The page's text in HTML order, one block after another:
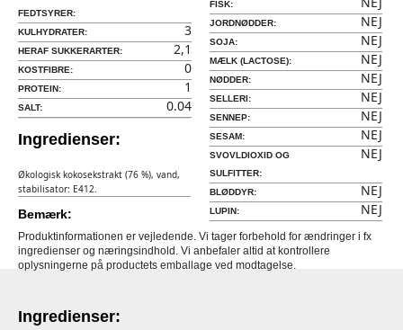
FEDTSYRER:
KULHYDRATER: 3
HERAF SUKKERARTER: 2,1
KOSTFIBRE: 0
PROTEIN: 1
SALT: 0.04
Ingredienser:
Økologisk kokosekstrakt (76 %), vand,
stabilisator: E412.
FISK:
JORDNØDDER: NEJ
SOJA: NEJ
MÆLK (LACTOSE): NEJ
NØDDER: NEJ
SELLERI: NEJ
SENNEP: NEJ
SESAM: NEJ
SVOVLDIOXID OG
SULFITTER:
NEJ
BLØDDYR: NEJ
LUPIN: NEJ
Bemærk:
Produktinformationen er vejledende. Vi tager forbehold for ændringer i fx
ingredienser og næringsindhold. Vi anbefaler altid at kontrollere
oplysningerne på productets emballage ved modtagelse.
Ingredienser: